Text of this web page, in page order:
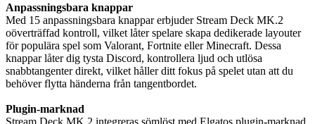
Anpassningsbara knappar
Med 15 anpassningsbara knappar erbjuder Stream Deck MK.2
oöverträffad kontroll, vilket låter spelare skapa dedikerade layouter
för populära spel som Valorant, Fortnite eller Minecraft. Dessa
knappar låter dig tysta Discord, kontrollera ljud och utlösa
snabbtangenter direkt, vilket håller ditt fokus på spelet utan att du
behöver flytta händerna från tangentbordet.
Plugin-marknad
Stream Deck MK.2 integreras sömlöst med Elgatos plugin-marknad,